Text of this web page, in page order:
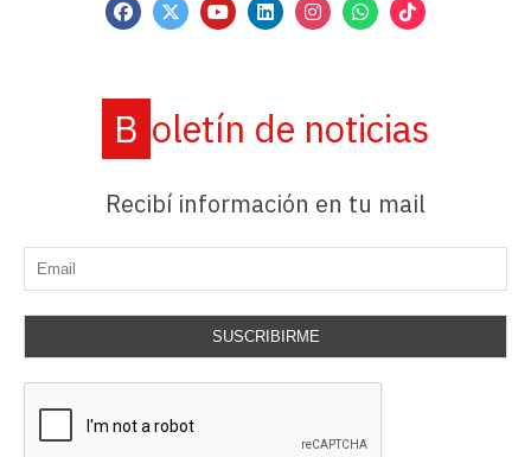
Boletín de noticias
Recibí información en tu mail
SUSCRIBIRME